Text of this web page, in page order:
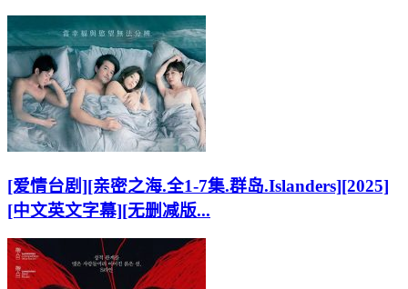
[爱情台剧][亲密之海.全1-7集.群岛.Islanders][2025]
[中文英文字幕][无删减版...